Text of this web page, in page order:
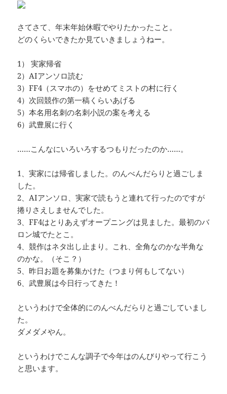
さてさて、年末年始休暇でやりたかったこと。
どのくらいできたか見ていきましょうねー。
1） 実家帰省
2）AIアンソロ読む
3）FF4（スマホの）をせめてミストの村に行く
4）次回競作の第一稿くらいあげる
5）本名用名刺の名刺小説の案を考える
6）武豊展に行く
……こんなにいろいろするつもりだったのか……。
1、実家には帰省しました。のんべんだらりと過ごしま
した。
2、AIアンソロ、実家で読もうと連れて行ったのですが
捲りさえしませんでした。
3、FF4はとりあえずオープニングは見ました。最初のバ
ロン城でたとこ。
4、競作はネタ出し止まり。これ、全角なのかな半角な
のかな。（そこ？）
5、昨日お題を募集かけた（つまり何もしてない）
6、武豊展は今日行ってきた！
というわけで全体的にのんべんだらりと過ごしていまし
た。
ダメダメやん。
というわけでこんな調子で今年はのんびりやって行こう
と思います。